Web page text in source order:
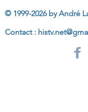
© 1999-2026by André
Contact :